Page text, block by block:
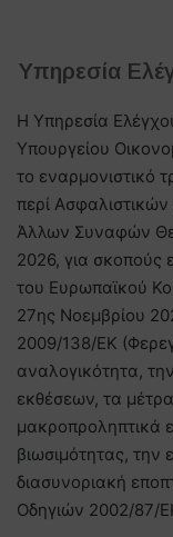
Υπηρεσία
Η Υπηρεσία
Υπουργείου
το εναρμονιστικό
περί
Άλλων Συναφών
2026, για σκοπούς
του Ευρωπαϊκού
27ης Νοεμβρίου
2009/138/ΕΚ
αναλογικότητα,
εκθέσεων, τα
μακροπροληπτικά
βιωσιμότητας, την
διασυνοριακή
Οδηγιών 2002/87/